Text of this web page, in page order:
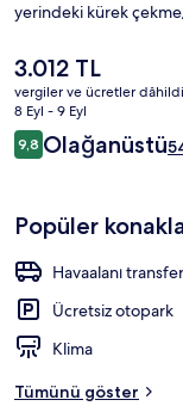
yerindeki kürek
Şu
anki
fiyat
3.012 TL
3.012 TL
vergiler ve ücretler
8 Eyl - 9 Eyl
Yorumlar
9,89,8/10
Olağanüstü
Popüler
Havaalanı
Ücretsiz otopark
Klima
Tümünü göster